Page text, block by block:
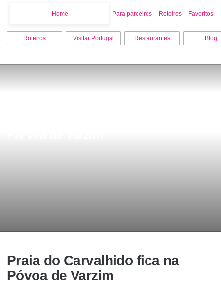
Home Para parceiros Roteiros Favoritos
Roteiros Visitar Portugal Restaurantes Blog
Praia do Carvalhido fica na
Póvoa de Varzim